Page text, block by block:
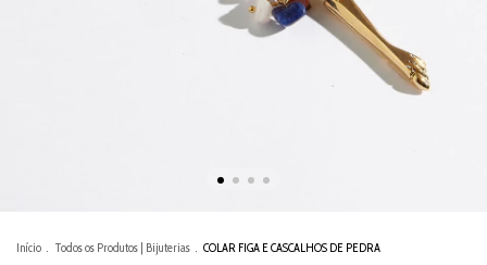
Início Todos os Produtos | Bijuterias COLAR FIGA E CASCALHOS DE PEDRA